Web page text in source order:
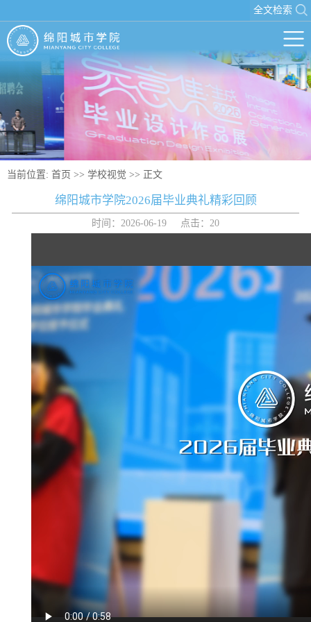
全文检索
当前位置: 首页 >> 学校视觉 >> 正文
绵阳城市学院2026届毕业典礼精彩回顾
时间：2026-06-19 点击： 20